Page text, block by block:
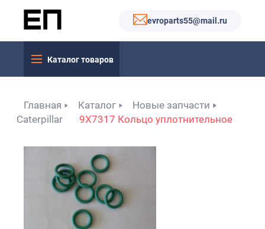
evroparts55@mail.ru
Каталог товаров
Главная Каталог
Новые запчасти
Caterpillar
9X7317 Кольцо уплотнительное